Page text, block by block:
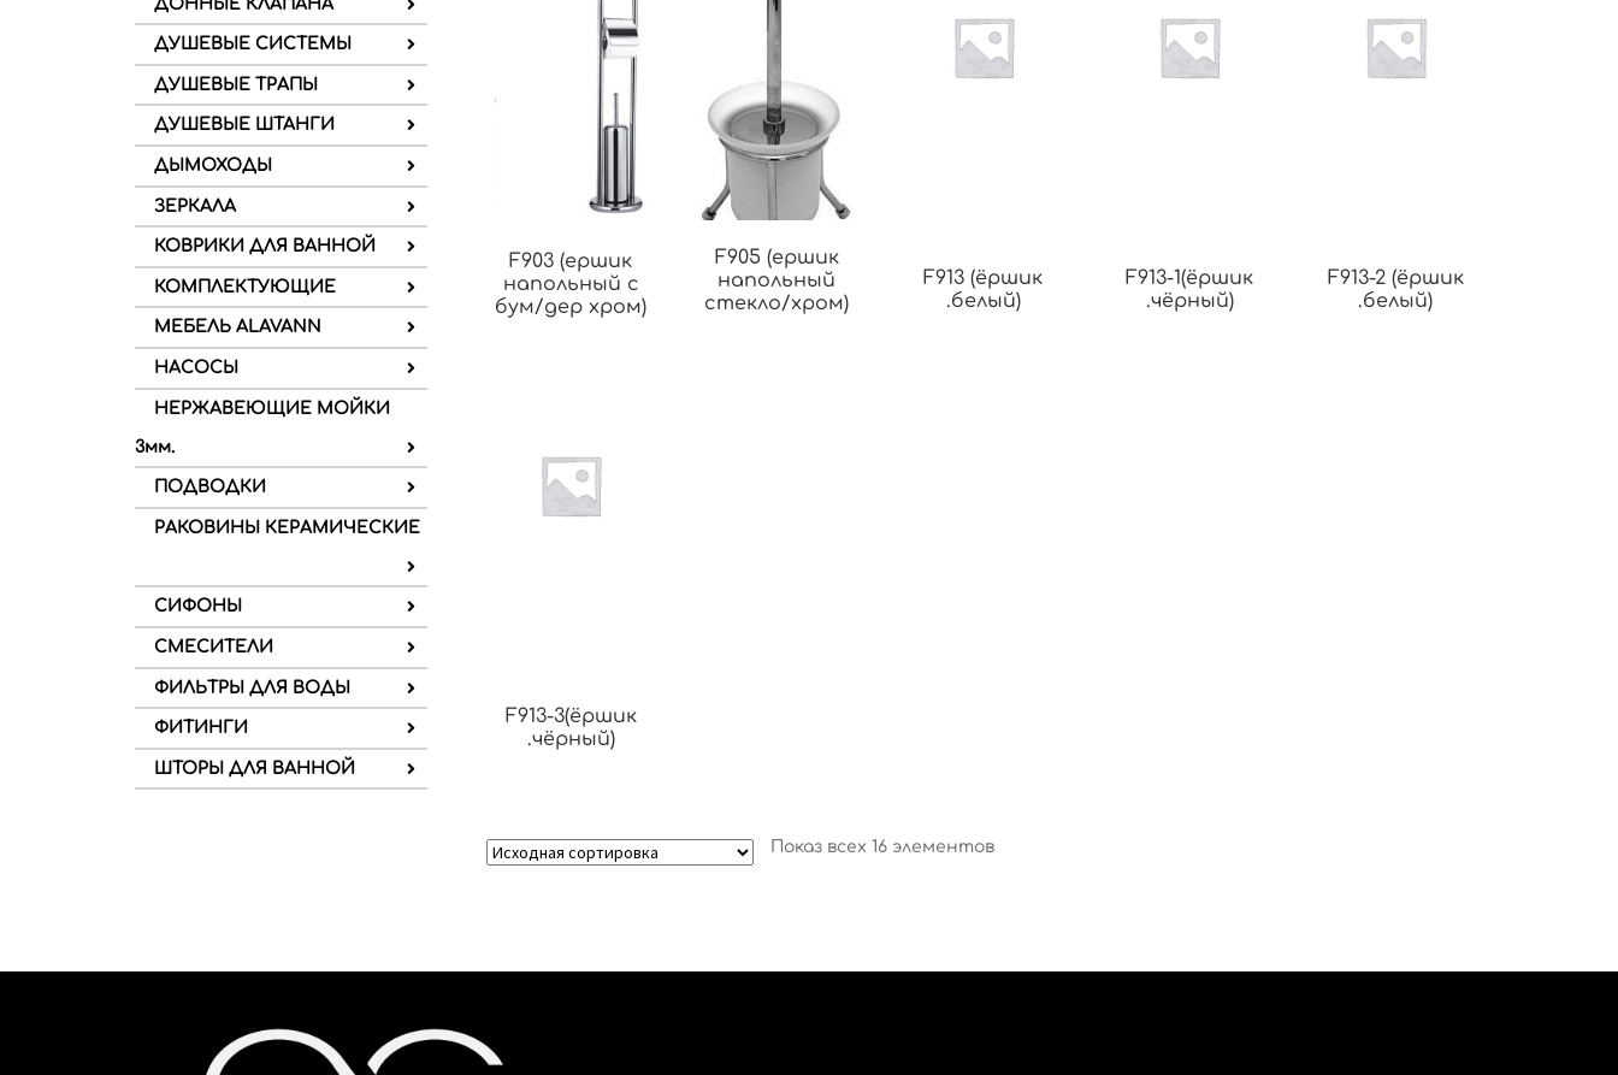
ДОННЫЕ КЛАПАНА
ДУШЕВЫЕ СИСТЕМЫ
ДУШЕВЫЕ ТРАПЫ
ДУШЕВЫЕ ШТАНГИ
ДЫМОХОДЫ
ЗЕРКАЛА
КОВРИКИ ДЛЯ ВАННОЙ
КОМПЛЕКТУЮЩИЕ
МЕБЕЛЬ ALAVANN
НАСОСЫ
НЕРЖАВЕЮЩИЕ МОЙКИ
3мм.
ПОДВОДКИ
РАКОВИНЫ КЕРАМИЧЕСКИЕ
СИФОНЫ
СМЕСИТЕЛИ
ФИЛЬТРЫ ДЛЯ ВОДЫ
ФИТИНГИ
ШТОРЫ ДЛЯ ВАННОЙ
F903 (ершик
напольный с
бум/дер хром)
F905 (ершик
напольный
стекло/хром)
F913 (ёршик
.белый)
F913-1(ёршик
.чёрный)
F913-2 (ёршик
.белый)
F913-3(ёршик
.чёрный)
Показ всех 16 элементов